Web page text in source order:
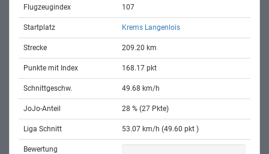
Flugzeugindex 107
Startplatz Krems Langenlois
Strecke 209.20 km
Punkte mit Index 168.17 pkt
Schnittgeschw. 49.68 km/h
JoJo-Anteil 28 % (27 Pkte)
Liga Schnitt 53.07 km/h (49.60 pkt )
Bewertung